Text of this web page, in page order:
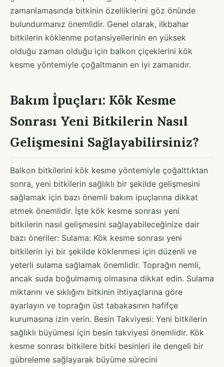
zamanlamasında bitkinin özelliklerini göz önünde
bulundurmanız önemlidir. Genel olarak, ilkbahar
bitkilerin köklenme potansiyellerinin en yüksek
olduğu zaman olduğu için balkon çiçeklerini kök
kesme yöntemiyle çoğaltmanın en iyi zamanıdır.
Bakım İpuçları: Kök Kesme
Sonrası Yeni Bitkilerin Nasıl
Gelişmesini Sağlayabilirsiniz?
Balkon bitkilerini kök kesme yöntemiyle çoğalttıktan
sonra, yeni bitkilerin sağlıklı bir şekilde gelişmesini
sağlamak için bazı önemli bakım ipuçlarına dikkat
etmek önemlidir. İşte kök kesme sonrası yeni
bitkilerin nasıl gelişmesini sağlayabileceğinize dair
bazı öneriler: Sulama: Kök kesme sonrası yeni
bitkilerin iyi bir şekilde köklenmesi için düzenli ve
yeterli sulama sağlamak önemlidir. Toprağın nemli,
ancak suda boğulmamış olmasına dikkat edin. Sulama
miktarını ve sıklığını bitkinin ihtiyaçlarına göre
ayarlayın ve toprağın üst tabakasının hafifçe
kurumasına izin verin. Besin Takviyesi: Yeni bitkilerin
sağlıklı büyümesi için besin takviyesi önemlidir. Kök
kesme sonrası bitkilere bitki besinleri ile dengeli bir
gübreleme sağlayarak büyüme sürecini